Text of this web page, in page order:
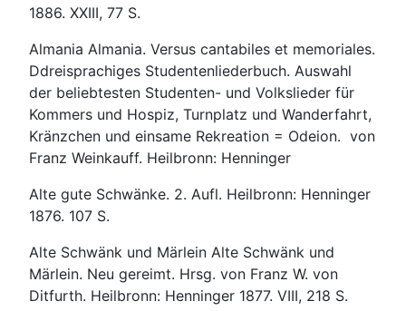
1886. XXIII, 77 S.
Almania Almania. Versus cantabiles et memoriales.
Ddreisprachiges Studentenliederbuch. Auswahl
der beliebtesten Studenten- und Volkslieder für
Kommers und Hospiz, Turnplatz und Wanderfahrt,
Kränzchen und einsame Rekreation = Odeion. von
Franz Weinkauff. Heilbronn: Henninger
Alte gute Schwänke. 2. Aufl. Heilbronn: Henninger
1876. 107 S.
Alte Schwänk und Märlein Alte Schwänk und
Märlein. Neu gereimt. Hrsg. von Franz W. von
Ditfurth. Heilbronn: Henninger 1877. VIII, 218 S.